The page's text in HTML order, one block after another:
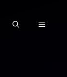
MENU